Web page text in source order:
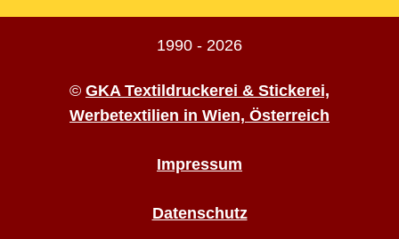
1990 - 2026
© GKA Textildruckerei & Stickerei,
Werbetextilien in Wien, Österreich
Impressum
Datenschutz